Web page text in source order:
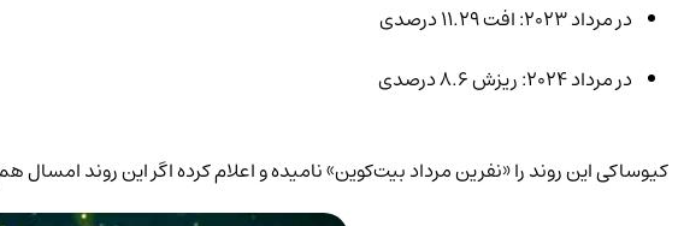
در مرداد ۲۰۲۳: افت ۱۱.۲۹ درصدی
در مرداد ۲۰۲۴: ریزش ۸.۶ درصدی
کیوساکی این روند را «نفرین مرداد بیت‌کوین» نامیده و اعلام کرده اگر این روند امسال